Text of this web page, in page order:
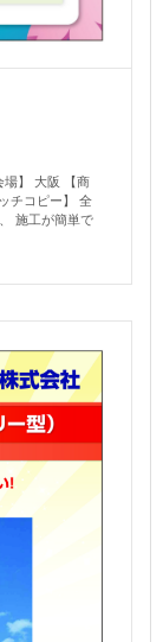
場】 大阪 【商
チコピー】 全
施工が簡単で